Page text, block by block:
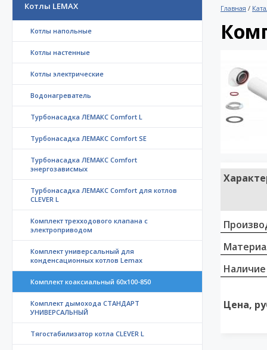
Котлы LEMAX
Котлы напольные
Котлы настенные
Котлы электрические
Водонагреватель
Турбонасадка ЛЕМАКС Comfort L
Турбонасадка ЛЕМАКС Comfort SE
Турбонасадка ЛЕМАКС Comfort
энергозависмых
Турбонасадка ЛЕМАКС Comfort для котлов
CLEVER L
Комплект трехходового клапана с
электроприводом
Комплект универсальный для
конденсационных котлов Lemax
Комплект коаксиальный 60х100-850
Комплект дымохода СТАНДАРТ
УНИВЕРСАЛЬНЫЙ
Тягостабилизатор котла CLEVER L
Главная /
Наличие
Цена,